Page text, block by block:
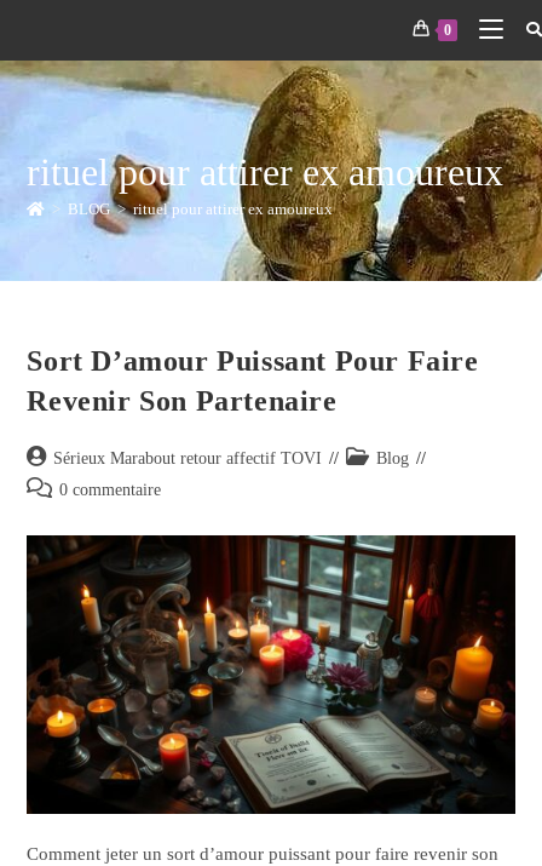
0
rituel pour attirer ex amoureux
> BLOG > rituel pour attirer ex amoureux
Sort D’amour Puissant Pour Faire
Revenir Son Partenaire
Sérieux Marabout retour affectif TOVI
Blog
0 commentaire
Comment jeter un sort d’amour puissant pour faire revenir son